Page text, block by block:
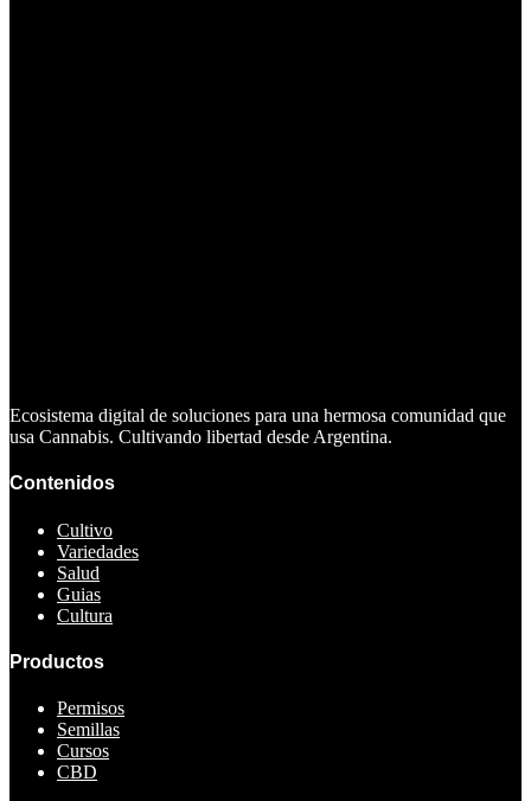
Ecosistema digital de soluciones para una hermosa comunidad que
usa Cannabis. Cultivando libertad desde Argentina.
Contenidos
Cultivo
Variedades
Salud
Guias
Cultura
Productos
Permisos
Semillas
Cursos
CBD